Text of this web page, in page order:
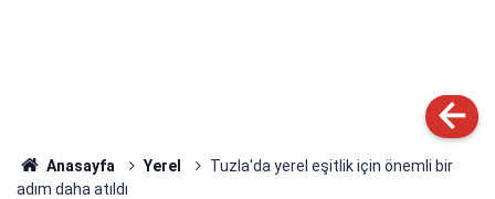
Anasayfa Yerel
Tuzla'da yerel eşitlik için önemli bir
adım daha atıldı